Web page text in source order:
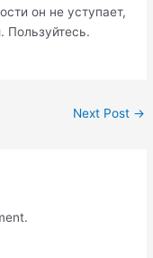
он не уступает,
Пользуйтесь.
Next Post →